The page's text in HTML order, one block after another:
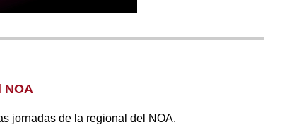
NOA
jornadas de la regional del NOA.